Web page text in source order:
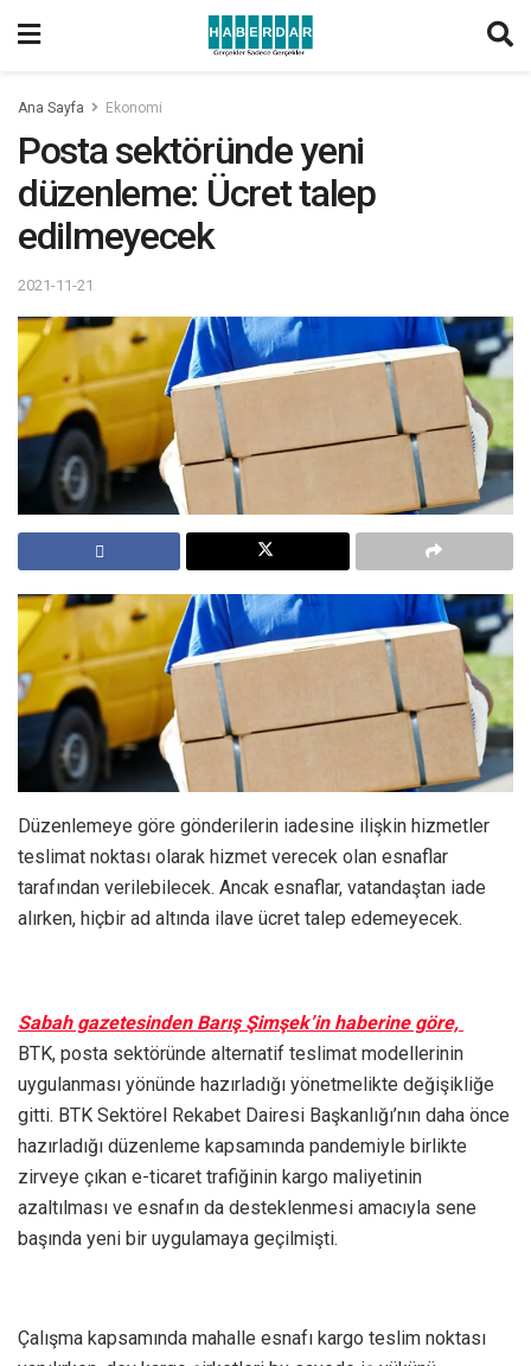
Ana Sayfa Ekonomi
Posta sektöründe yeni
düzenleme: Ücret talep
edilmeyecek
2021-11-21
Düzenlemeye göre gönderilerin iadesine ilişkin hizmetler
teslimat noktası olarak hizmet verecek olan esnaflar
tarafından verilebilecek. Ancak esnaflar, vatandaştan iade
alırken, hiçbir ad altında ilave ücret talep edemeyecek.
Sabah gazetesinden Barış Şimşek’in haberine göre,
BTK, posta sektöründe alternatif teslimat modellerinin
uygulanması yönünde hazırladığı yönetmelikte değişikliğe
gitti. BTK Sektörel Rekabet Dairesi Başkanlığı’nın daha önce
hazırladığı düzenleme kapsamında pandemiyle birlikte
zirveye çıkan e-ticaret trafiğinin kargo maliyetinin
azaltılması ve esnafın da desteklenmesi amacıyla sene
başında yeni bir uygulamaya geçilmişti.
Çalışma kapsamında mahalle esnafı kargo teslim noktası